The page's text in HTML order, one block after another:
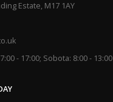
Estate, M17 1AY
- 17:00; Sobota: 8:00 - 13:00